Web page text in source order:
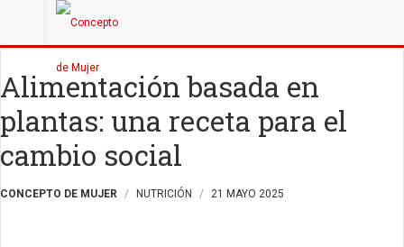
Alimentación basada en
plantas: una receta para el
cambio social
CONCEPTO DE MUJER NUTRICIÓN 21 MAYO 2025